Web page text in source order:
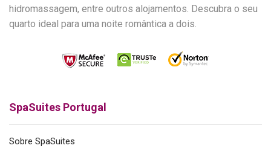
hidromassagem, entre outros alojamentos. Descubra o seu
quarto ideal para uma noite romântica a dois.
SpaSuites Portugal
Sobre SpaSuites